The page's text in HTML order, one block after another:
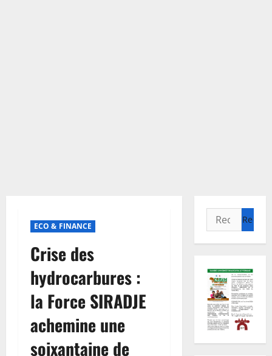
ECO & FINANCE
Crise des
hydrocarbures :
la Force SIRADJE
achemine une
soixantaine de
Rechercher :